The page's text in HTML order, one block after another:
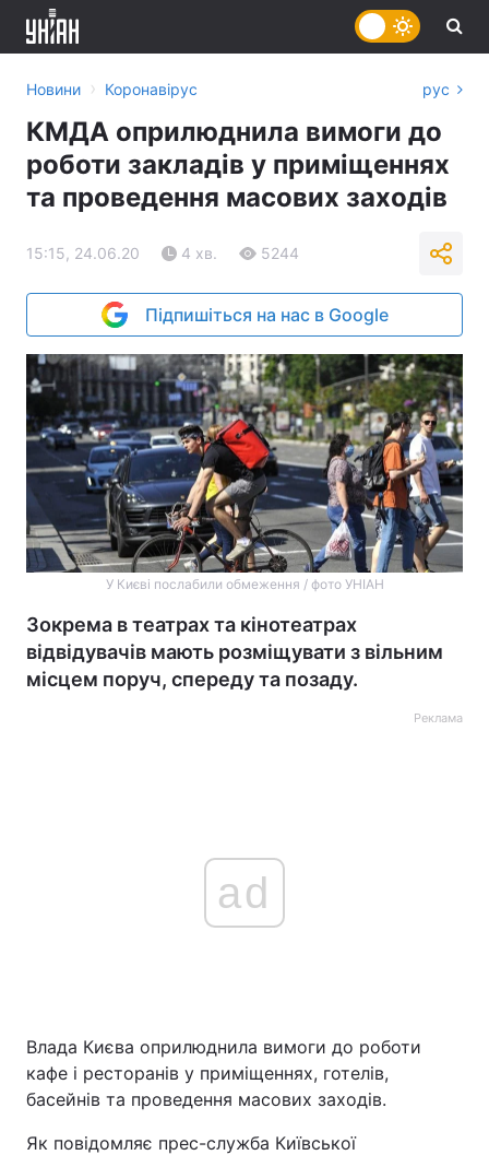
Головна Війна
Новини › Коронавірус рус
КМДА оприлюднила вимоги до
роботи закладів у приміщеннях
та проведення масових заходів
15:15, 24.06.20 4 хв. 5244
Підпишіться на нас в Google
У Києві послабили обмеження / фото УНІАН
Зокрема в театрах та кінотеатрах
відвідувачів мають розміщувати з вільним
місцем поруч, спереду та позаду.
Реклама
ad
Влада Києва оприлюднила вимоги до роботи
кафе і ресторанів у приміщеннях, готелів,
басейнів та проведення масових заходів.
Як повідомляє прес-служба Київської